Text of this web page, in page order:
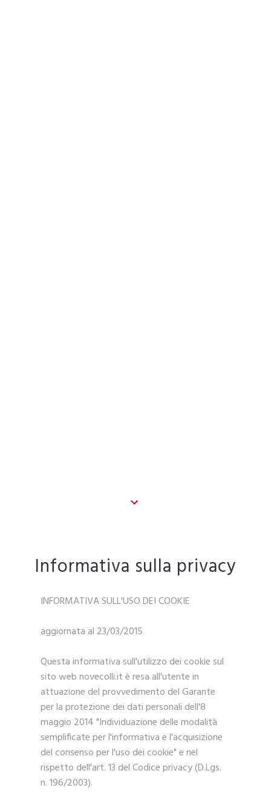
Informativa sulla privacy
INFORMATIVA SULL'USO DEI COOKIE
aggiornata al 23/03/2015
Questa informativa sull'utilizzo dei cookie sul
sito web novecolli.it è resa all'utente in
attuazione del provvedimento del Garante
per la protezione dei dati personali dell'8
maggio 2014 "Individuazione delle modalità
semplificate per l'informativa e l'acquisizione
del consenso per l'uso dei cookie" e nel
rispetto dell'art. 13 del Codice privacy (D.Lgs.
n. 196/2003).